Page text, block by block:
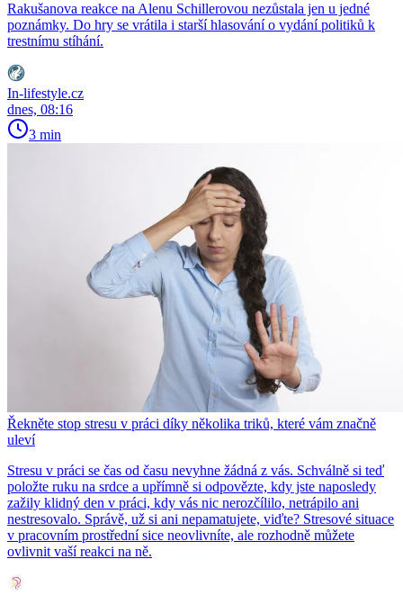
Rakušanova reakce na Alenu Schillerovou nezůstala jen u jedné
poznámky. Do hry se vrátila i starší hlasování o vydání politiků k
trestnímu stíhání.
In-lifestyle.cz
dnes, 08:16
3 min
Řekněte stop stresu v práci díky několika triků, které vám značně
uleví
Stresu v práci se čas od času nevyhne žádná z vás. Schválně si teď
položte ruku na srdce a upřímně si odpovězte, kdy jste naposledy
zažily klidný den v práci, kdy vás nic nerozčílilo, netrápilo ani
nestresovalo. Správě, už si ani nepamatujete, viďte? Stresové situace
v pracovním prostřední sice neovlivníte, ale rozhodně můžete
ovlivnit vaší reakci na ně.